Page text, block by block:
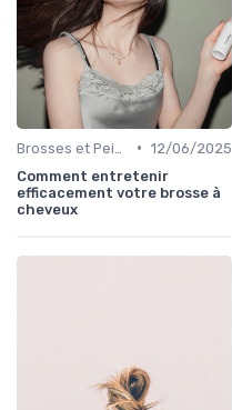
• 12/06/2025
Comment entretenir
efficacement votre brosse à
cheveux